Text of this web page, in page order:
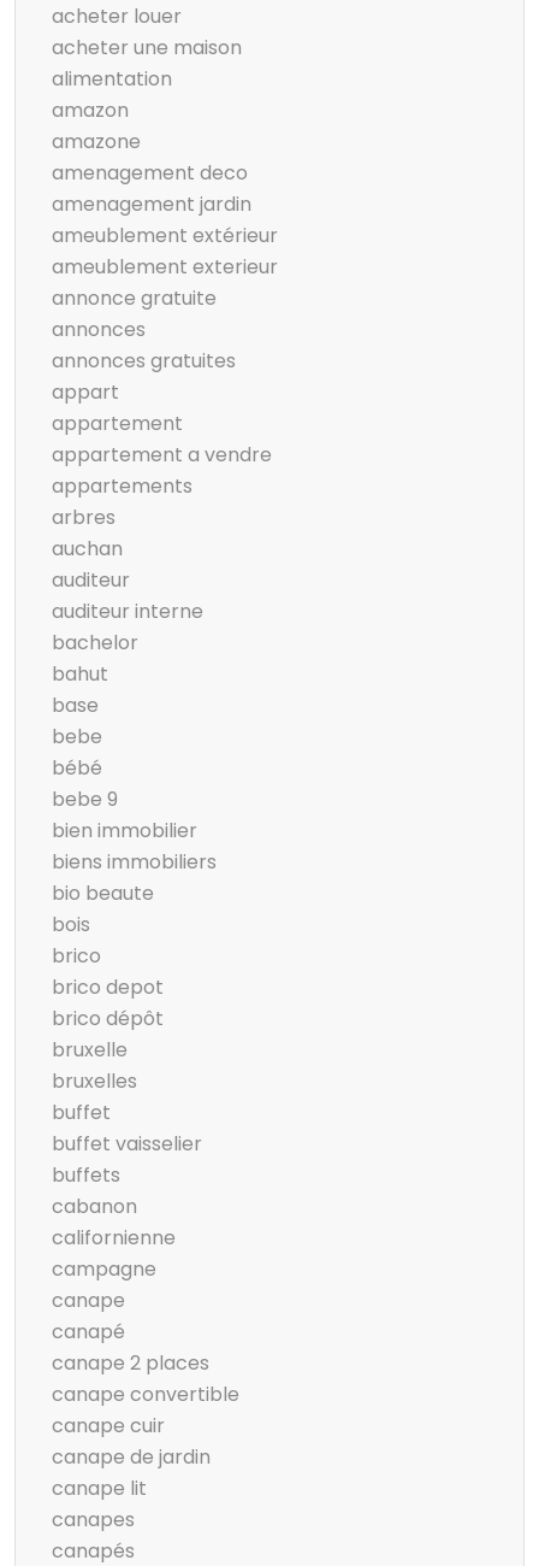
acheter louer
acheter une maison
alimentation
amazon
amazone
amenagement deco
amenagement jardin
ameublement extérieur
ameublement exterieur
annonce gratuite
annonces
annonces gratuites
appart
appartement
appartement a vendre
appartements
arbres
auchan
auditeur
auditeur interne
bachelor
bahut
base
bebe
bébé
bebe 9
bien immobilier
biens immobiliers
bio beaute
bois
brico
brico depot
brico dépôt
bruxelle
bruxelles
buffet
buffet vaisselier
buffets
cabanon
californienne
campagne
canape
canapé
canape 2 places
canape convertible
canape cuir
canape de jardin
canape lit
canapes
canapés